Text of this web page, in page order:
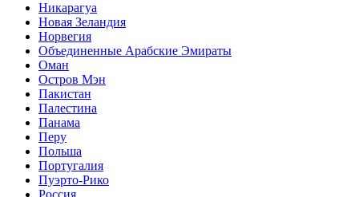
Никарагуа
Новая Зеландия
Норвегия
Объединенные Арабские Эмираты
Оман
Остров Мэн
Пакистан
Палестина
Панама
Перу
Польша
Португалия
Пуэрто-Рико
Россия